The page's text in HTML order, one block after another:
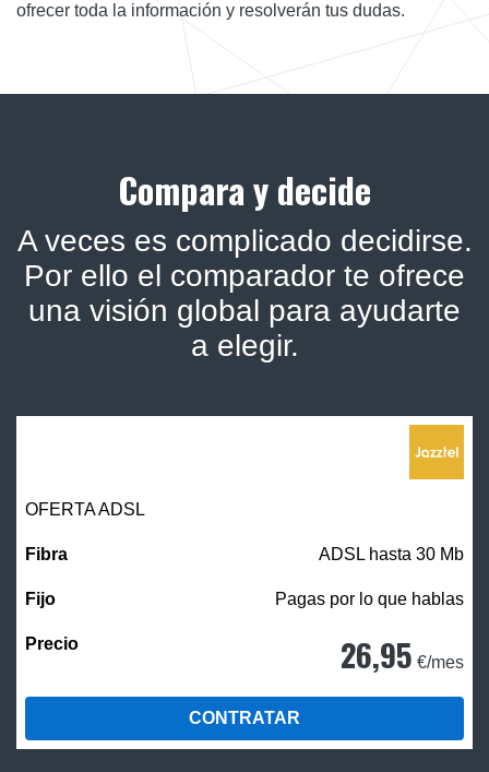
ofrecer toda la información y resolverán tus dudas.
Compara y decide
A veces es complicado decidirse.
Por ello el comparador te ofrece
una visión global para ayudarte
a elegir.
OFERTA ADSL
ADSL hasta 30 Mb
Pagas por lo que hablas
26,95 €/mes
CONTRATAR